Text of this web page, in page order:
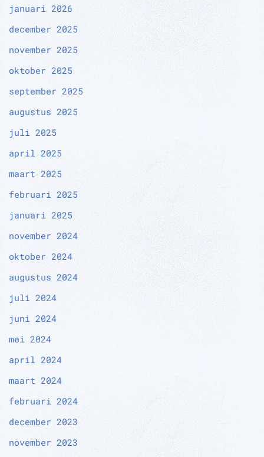
januari 2026
december 2025
november 2025
oktober 2025
september 2025
augustus 2025
juli 2025
april 2025
maart 2025
februari 2025
januari 2025
november 2024
oktober 2024
augustus 2024
juli 2024
juni 2024
mei 2024
april 2024
maart 2024
februari 2024
december 2023
november 2023